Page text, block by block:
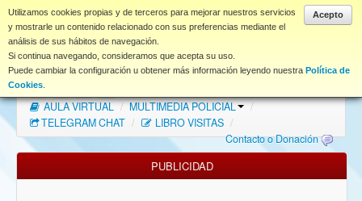
Acepto
Utilizamos cookies propias y de terceros para mejorar nuestros servicios
y mostrarle un contenido relacionado con sus preferencias mediante el
análisis de sus hábitos de navegación.
Si continua navegando, consideramos que acepta su uso.
Puede cambiar la configuración u obtener más información leyendo nuestra Política de
Cookies
www.coet.es
Portal
Índice Foros
FAQ
NORMAS FORO
Descargas
AULA VIRTUAL / MULTIMEDIA POLICIAL
/
TELEGRAM CHAT / LIBRO VISITAS /
Contacto o Donación
PUBLICIDAD